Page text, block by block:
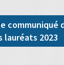
communiqué
lauréats 2023